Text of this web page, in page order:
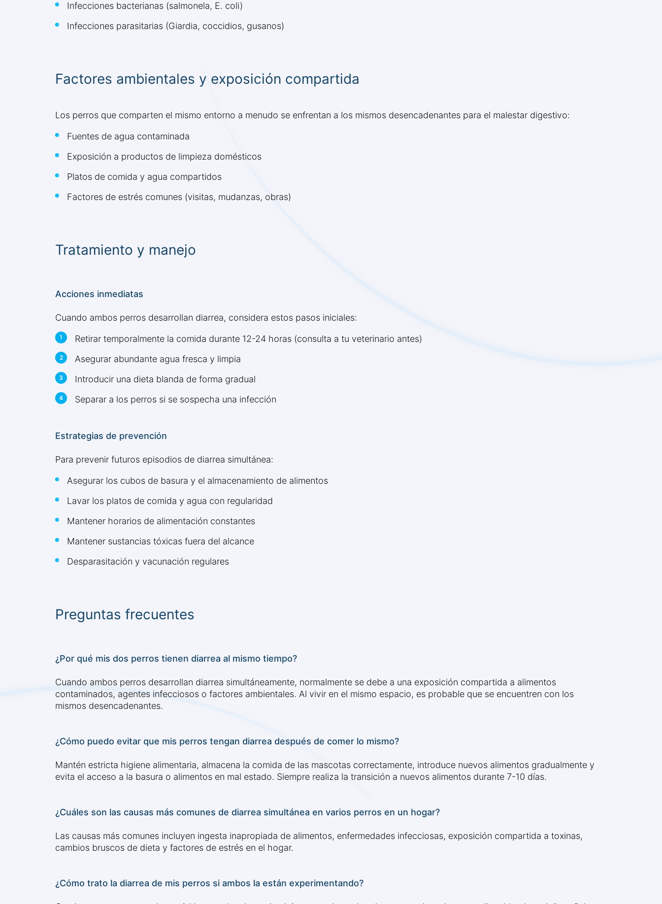
Infecciones bacterianas (salmonela, E. coli)
Infecciones parasitarias (Giardia, coccidios, gusanos)
Factores ambientales y exposición compartida
Los perros que comparten el mismo entorno a menudo se enfrentan a los mismos desencadenantes para el malestar digestivo:
Fuentes de agua contaminada
Exposición a productos de limpieza domésticos
Platos de comida y agua compartidos
Factores de estrés comunes (visitas, mudanzas, obras)
Tratamiento y manejo
Acciones inmediatas
Cuando ambos perros desarrollan diarrea, considera estos pasos iniciales:
Retirar temporalmente la comida durante 12-24 horas (consulta a tu veterinario antes)
Asegurar abundante agua fresca y limpia
Introducir una dieta blanda de forma gradual
Separar a los perros si se sospecha una infección
Estrategias de prevención
Para prevenir futuros episodios de diarrea simultánea:
Asegurar los cubos de basura y el almacenamiento de alimentos
Lavar los platos de comida y agua con regularidad
Mantener horarios de alimentación constantes
Mantener sustancias tóxicas fuera del alcance
Desparasitación y vacunación regulares
Preguntas frecuentes
¿Por qué mis dos perros tienen diarrea al mismo tiempo?
Cuando ambos perros desarrollan diarrea simultáneamente, normalmente se debe a una exposición compartida a alimentos
contaminados, agentes infecciosos o factores ambientales. Al vivir en el mismo espacio, es probable que se encuentren con los
mismos desencadenantes.
¿Cómo puedo evitar que mis perros tengan diarrea después de comer lo mismo?
Mantén estricta higiene alimentaria, almacena la comida de las mascotas correctamente, introduce nuevos alimentos gradualmente y
evita el acceso a la basura o alimentos en mal estado. Siempre realiza la transición a nuevos alimentos durante 7-10 días.
¿Cuáles son las causas más comunes de diarrea simultánea en varios perros en un hogar?
Las causas más comunes incluyen ingesta inapropiada de alimentos, enfermedades infecciosas, exposición compartida a toxinas,
cambios bruscos de dieta y factores de estrés en el hogar.
¿Cómo trato la diarrea de mis perros si ambos la están experimentando?